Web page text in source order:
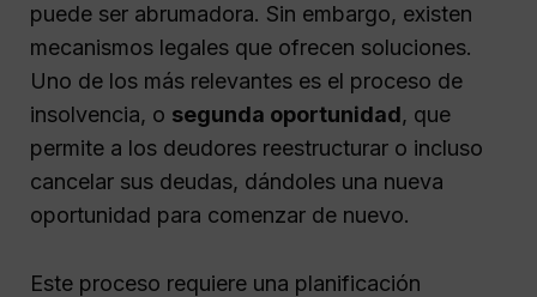
puede ser abrumadora. Sin embargo, existen
mecanismos legales que ofrecen soluciones.
Uno de los más relevantes es el proceso de
insolvencia, o segunda oportunidad, que
permite a los deudores reestructurar o incluso
cancelar sus deudas, dándoles una nueva
oportunidad para comenzar de nuevo.
Este proceso requiere una planificación